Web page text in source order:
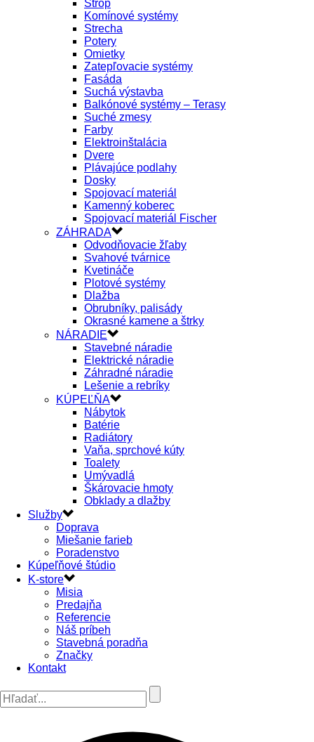
Strop
Komínové systémy
Strecha
Potery
Omietky
Zatepľovacie systémy
Fasáda
Suchá výstavba
Balkónové systémy – Terasy
Suché zmesy
Farby
Elektroinštalácia
Dvere
Plávajúce podlahy
Dosky
Spojovací materiál
Kamenný koberec
Spojovací materiál Fischer
ZÁHRADA
Odvodňovacie žľaby
Svahové tvárnice
Kvetináče
Plotové systémy
Dlažba
Obrubníky, palisády
Okrasné kamene a štrky
NÁRADIE
Stavebné náradie
Elektrické náradie
Záhradné náradie
Lešenie a rebríky
KÚPEĽŇA
Nábytok
Batérie
Radiátory
Vaňa, sprchové kúty
Toalety
Umývadlá
Škárovacie hmoty
Obklady a dlažby
Služby
Doprava
Miešanie farieb
Poradenstvo
Kúpeľňové štúdio
K-store
Misia
Predajňa
Referencie
Náš príbeh
Stavebná poradňa
Značky
Kontakt